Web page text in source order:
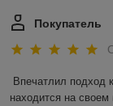
Покупатель
Впечатлил подход
находится на